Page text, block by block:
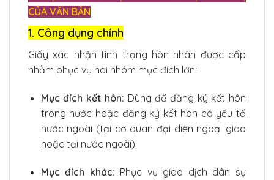
CỦA VĂN BẢN
1. Công dụng chính
Giấy xác nhận tình trạng hôn nhân được cấp
nhằm phục vụ hai nhóm mục đích lớn:
Mục đích kết hôn: Dùng để đăng ký kết hôn
trong nước hoặc đăng ký kết hôn có yếu tố
nước ngoài (tại cơ quan đại diện ngoại giao
hoặc tại nước ngoài).
Mục đích khác: Phục vụ giao dịch dân sự